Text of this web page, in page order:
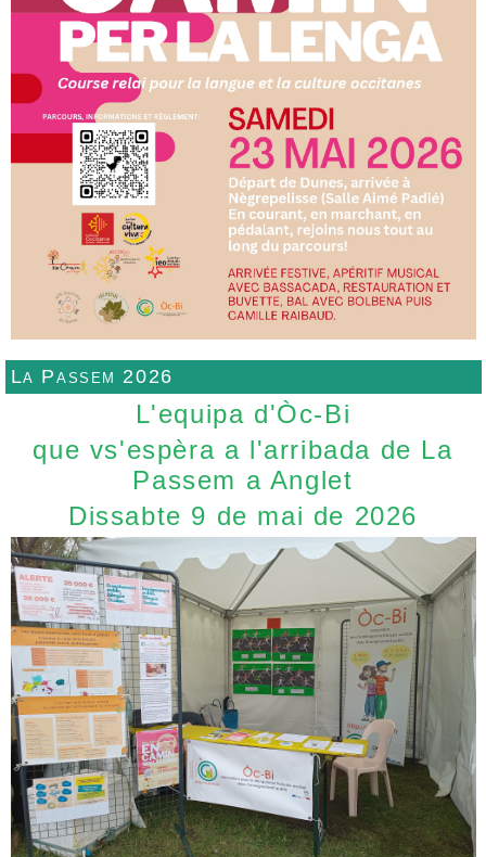
La Passem 2026
L'equipa d'Òc-Bi
que vs'espèra a l'arribada de La
Passem a Anglet
Dissabte 9 de mai de 2026